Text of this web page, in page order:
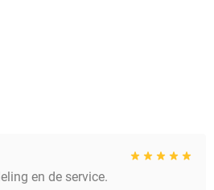
en de service.